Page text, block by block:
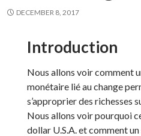
DECEMBER 8, 2017
Introduction
Nous allons voir comment
monétaire lié au change
s’approprier des richesses
Nous allons voir pourquoi
dollar U.S.A. et comment